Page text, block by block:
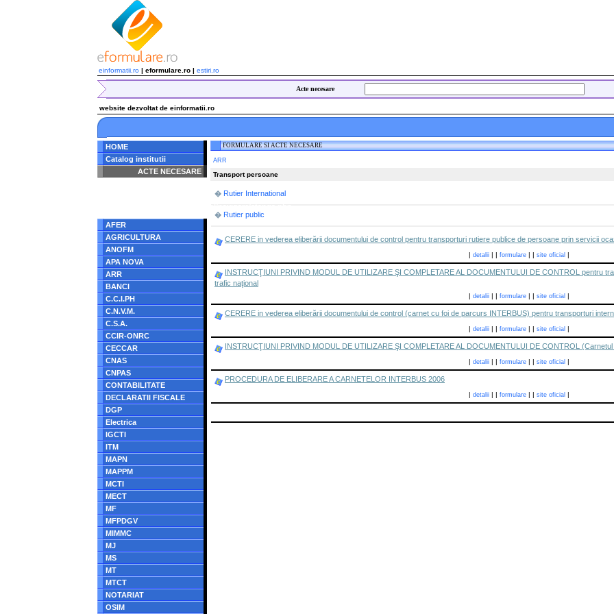
einformatii.ro | eformulare.ro | estiri.ro
Acte necesare
website dezvoltat de einformatii.ro
HOME
Catalog institutii
ACTE NECESARE
AFER
AGRICULTURA
ANOFM
APA NOVA
ARR
BANCI
C.C.I.PH
C.N.V.M.
C.S.A.
CCIR-ONRC
CECCAR
CNAS
CNPAS
CONTABILITATE
DECLARATII FISCALE
DGP
Electrica
IGCTI
ITM
MAPN
MAPPM
MCTI
MECT
MF
MFPDGV
MIMMC
MJ
MS
MT
MTCT
NOTARIAT
OSIM
FORMULARE SI ACTE NECESARE
ARR
Transport persoane
� Rutier International
� Rutier public
CERERE in vederea eliberării documentului de control pentru transporturi rutiere publice de persoane prin servicii
| detalii| | formulare| | site oficial|
INSTRUCŢIUNI PRIVIND MODUL DE UTILIZARE ŞI COMPLETARE AL DOCUMENTULUI DE CONTROL pentru
trafic naţional
| detalii| | formulare| | site oficial|
CERERE in vederea eliberării documentului de control (carnet cu foi de parcurs INTERBUS) pentru transporturi
| detalii| | formulare| | site oficial|
INSTRUCŢIUNI PRIVIND MODUL DE UTILIZARE ŞI COMPLETARE AL DOCUMENTULUI DE CONTROL
| detalii| | formulare| | site oficial|
PROCEDURA DE ELIBERARE A CARNETELOR INTERBUS 2006
| detalii| | formulare| | site oficial|